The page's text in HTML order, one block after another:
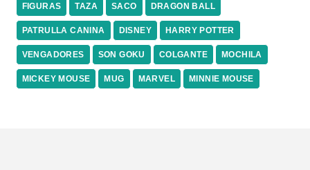
FIGURAS TAZA SACO DRAGON BALL
PATRULLA CANINA DISNEY HARRY POTTER
VENGADORES SON GOKU COLGANTE MOCHILA
MICKEY MOUSE MUG MARVEL MINNIE MOUSE